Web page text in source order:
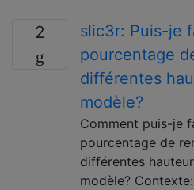
2
slic3r: Puis-je
pourcentage
différentes
modèle?
Comment puis-je
pourcentage de
différentes
modèle?